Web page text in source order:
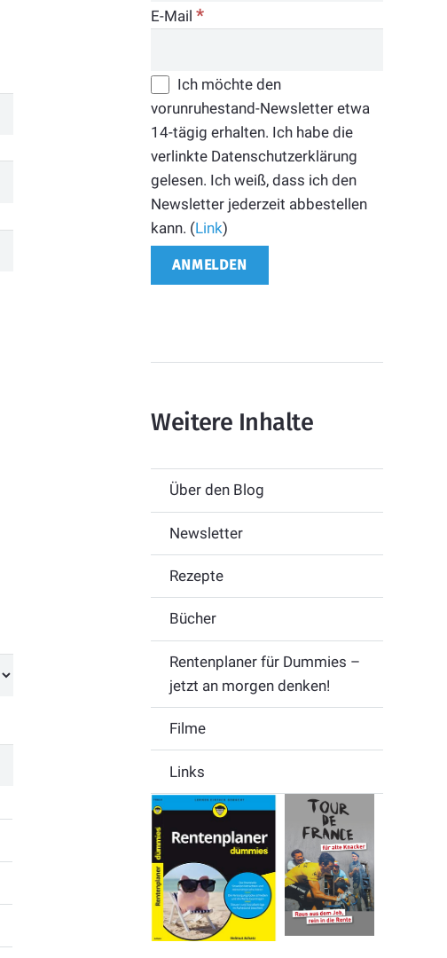
E-Mail*
Ich möchte den
vorunruhestand-Newsletter etwa
14-tägig erhalten. Ich habe die
verlinkte Datenschutzerklärung
gelesen. Ich weiß, dass ich den
Newsletter jederzeit abbestellen
kann. (Link)
Weitere Inhalte
Über den Blog
Newsletter
Rezepte
Bücher
Rentenplaner für Dummies –
jetzt an morgen denken!
Filme
Links